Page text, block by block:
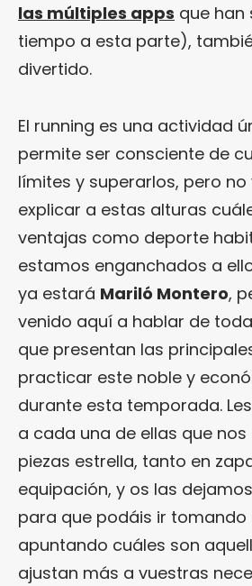
las múltiples apps que han
tiempo a esta parte),
divertido.
El running es una actividad
permite ser consciente de
límites y superarlos, pero
explicar a estas alturas
ventajas como deporte
estamos enganchados a
ya estará Mariló Montero,
venido aquí a hablar de
que presentan las
practicar este noble y
durante esta temporada.
a cada una de ellas que
piezas estrella, tanto en
equipación, y os las
para que podáis ir tomando
apuntando cuáles son
ajustan más a vuestras